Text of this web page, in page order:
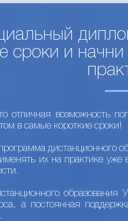
сроки и
отличная возможность
в самые короткие сроки!
дистанционного
их на практике
а постоянная